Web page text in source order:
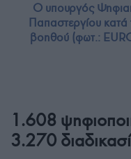
Ο υπουργός
Παπαστεργίου
βοηθού (φωτ.:
1.608
3.270